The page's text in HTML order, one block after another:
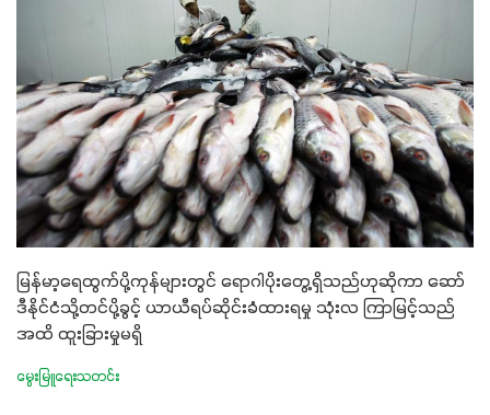
မြန်မာ့ရေထွက်ပို့ကုန်များတွင် ရောဂါပိုးတွေ့ရှိသည်ဟုဆိုကာ ဆော်
ဒီနိုင်ငံသို့တင်ပို့ခွင့် ယာယီရပ်ဆိုင်းခံထားရမှု သုံးလ ကြာမြင့်သည်
အထိ ထူးခြားမှုမရှိ
မွေးမြူရေးသတင်း